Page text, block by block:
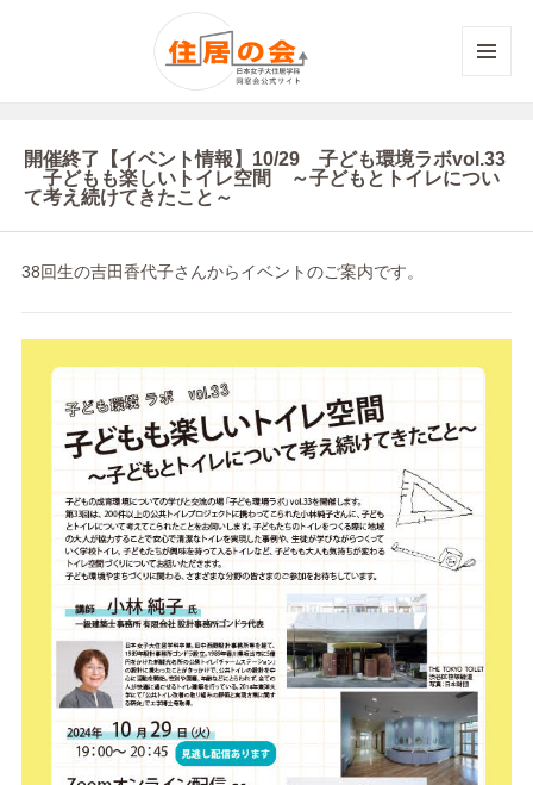
ット
開催終了【イベント情報】10/29 子ども環境ラボvol.33
子どもも楽しいトイレ空間 ～子どもとトイレについ
て考え続けてきたこと～
38回生の吉田香代子さんからイベントのご案内です。